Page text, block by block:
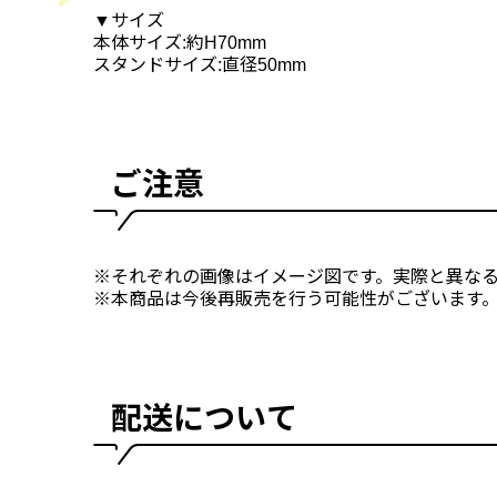
▼サイズ
本体サイズ:約H70mm
スタンドサイズ:直径50mm
ご注意
※それぞれの画像はイメージ図です。実際と異なる
※本商品は今後再販売を行う可能性がございます。
配送について